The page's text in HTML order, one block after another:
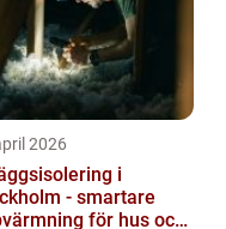
2026
i
- smartare
för hus och